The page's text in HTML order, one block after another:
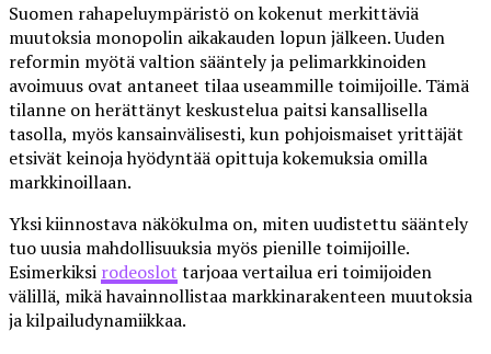
Suomen rahapeluympäristö on kokenut merkittäviä
muutoksia monopolin aikakauden lopun jälkeen. Uuden
reformin myötä valtion sääntely ja pelimarkkinoiden
avoimuus ovat antaneet tilaa useammille toimijoille. Tämä
tilanne on herättänyt keskustelua paitsi kansallisella
tasolla, myös kansainvälisesti, kun pohjoismaiset yrittäjät
etsivät keinoja hyödyntää opittuja kokemuksia omilla
markkinoillaan.
Yksi kiinnostava näkökulma on, miten uudistettu sääntely
tuo uusia mahdollisuuksia myös pienille toimijoille.
Esimerkiksi rodeoslot tarjoaa vertailua eri toimijoiden
välillä, mikä havainnollistaa markkinarakenteen muutoksia
ja kilpailudynamiikkaa.